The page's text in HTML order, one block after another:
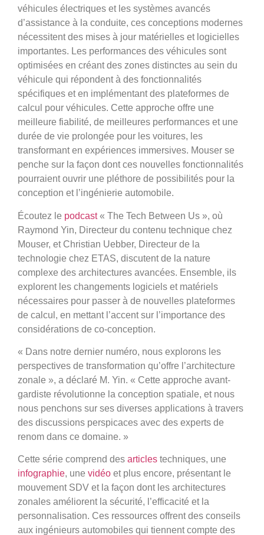
véhicules électriques et les systèmes avancés
d’assistance à la conduite, ces conceptions modernes
nécessitent des mises à jour matérielles et logicielles
importantes. Les performances des véhicules sont
optimisées en créant des zones distinctes au sein du
véhicule qui répondent à des fonctionnalités
spécifiques et en implémentant des plateformes de
calcul pour véhicules. Cette approche offre une
meilleure fiabilité, de meilleures performances et une
durée de vie prolongée pour les voitures, les
transformant en expériences immersives. Mouser se
penche sur la façon dont ces nouvelles fonctionnalités
pourraient ouvrir une pléthore de possibilités pour la
conception et l’ingénierie automobile.
Écoutez le podcast« The Tech Between Us », où
Raymond Yin, Directeur du contenu technique chez
Mouser, et Christian Uebber, Directeur de la
technologie chez ETAS, discutent de la nature
complexe des architectures avancées. Ensemble, ils
explorent les changements logiciels et matériels
nécessaires pour passer à de nouvelles plateformes
de calcul, en mettant l’accent sur l’importance des
considérations de co-conception.
« Dans notre dernier numéro, nous explorons les
perspectives de transformation qu’offre l’architecture
zonale », a déclaré M. Yin. « Cette approche avant-
gardiste révolutionne la conception spatiale, et nous
nous penchons sur ses diverses applications à travers
des discussions perspicaces avec des experts de
renom dans ce domaine. »
Cette série comprend des articles techniques, une
infographie, une vidéo et plus encore, présentant le
mouvement SDV et la façon dont les architectures
zonales améliorent la sécurité, l’efficacité et la
personnalisation. Ces ressources offrent des conseils
aux ingénieurs automobiles qui tiennent compte des